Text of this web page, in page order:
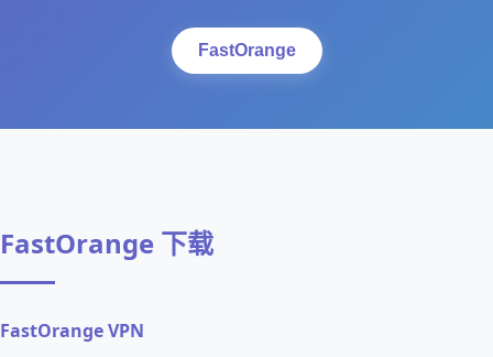
FastOrange
FastOrange 下载
FastOrange VPN